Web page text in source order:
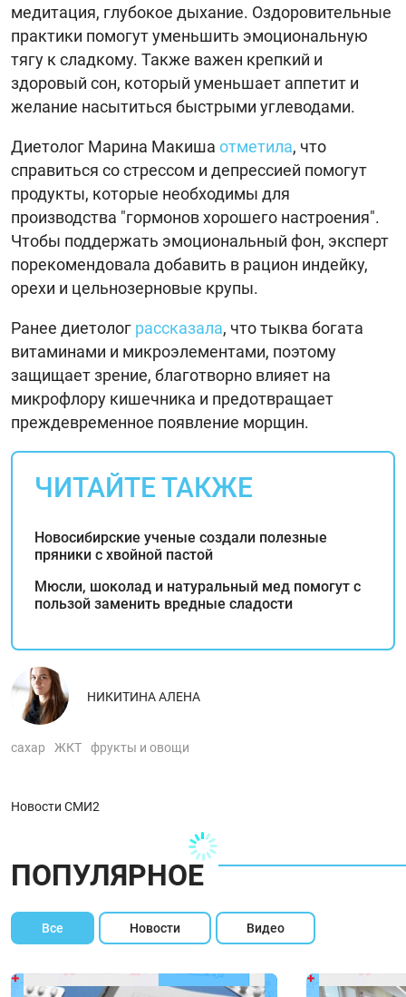
медитация, глубокое дыхание. Оздоровительные
практики помогут уменьшить эмоциональную
тягу к сладкому. Также важен крепкий и
здоровый сон, который уменьшает аппетит и
желание насытиться быстрыми углеводами.
Диетолог Марина Макиша отметила, что
справиться со стрессом и депрессией помогут
продукты, которые необходимы для
производства "гормонов хорошего настроения".
Чтобы поддержать эмоциональный фон, эксперт
порекомендовала добавить в рацион индейку,
орехи и цельнозерновые крупы.
Ранее диетолог рассказала, что тыква богата
витаминами и микроэлементами, поэтому
защищает зрение, благотворно влияет на
микрофлору кишечника и предотвращает
преждевременное появление морщин.
ЧИТАЙТЕ ТАКЖЕ
Новосибирские ученые создали полезные
пряники с хвойной пастой
Мюсли, шоколад и натуральный мед помогут с
пользой заменить вредные сладости
НИКИТИНА АЛЕНА
сахар ЖКТ фрукты и овощи
Новости СМИ2
ПОПУЛЯРНОЕ
Все Новости Видео